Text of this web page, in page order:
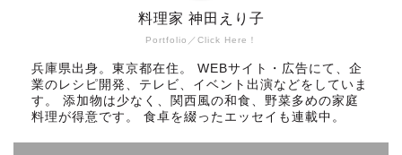
Portfolio／Click Here！
料理家 神田えり子
兵庫県出身。東京都在住。 WEBサイト・広告にて、企
業のレシピ開発、テレビ、イベント出演などをしていま
す。 添加物は少なく、関西風の和食、野菜多めの家庭
料理が得意です。 食卓を綴ったエッセイも連載中。